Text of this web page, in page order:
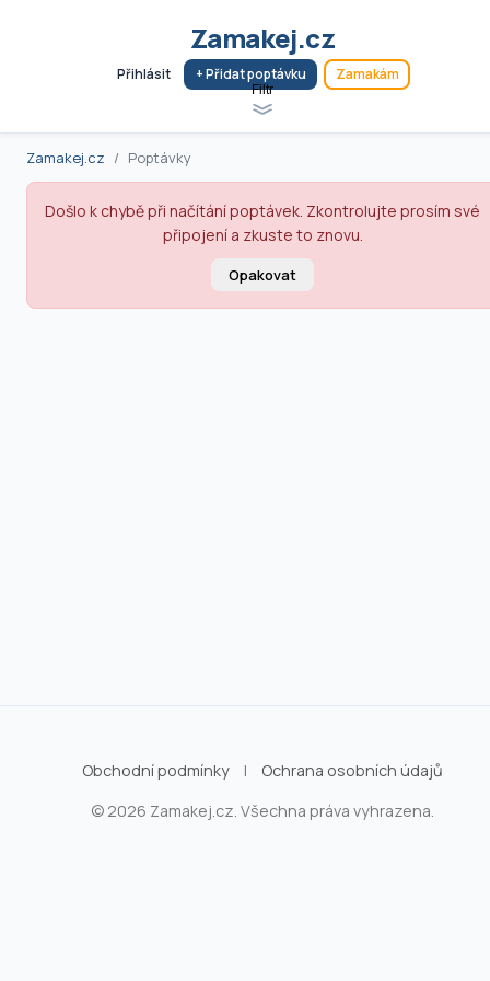
Zamakej.cz
Přihlásit + Přidat poptávku Zamakám
Filtr
Zamakej.cz Poptávky
Došlo k chybě při načítání poptávek. Zkontrolujte prosím své
připojení a zkuste to znovu.
Opakovat
Obchodní podmínky |
Ochrana osobních údajů
© 2026 Zamakej.cz. Všechna práva vyhrazena.